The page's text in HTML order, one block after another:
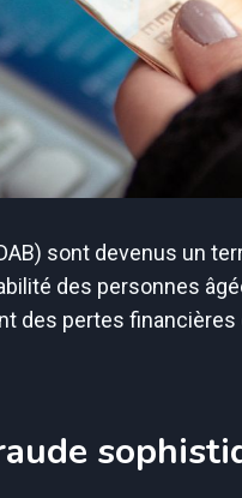
sont devenus un
des personnes
des pertes